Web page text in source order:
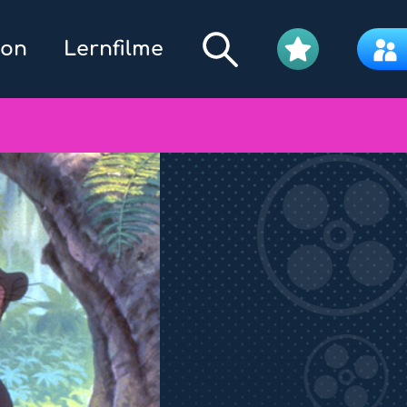
Lernfilme Filmpool